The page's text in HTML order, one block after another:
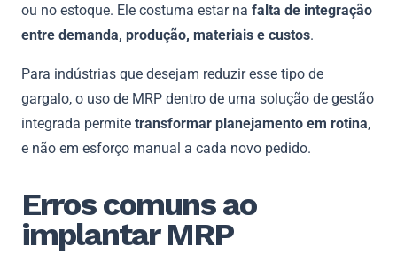
ou no estoque. Ele costuma estar na falta de integração
entre demanda, produção, materiais e custos.
Para indústrias que desejam reduzir esse tipo de
gargalo, o uso de MRP dentro de uma solução de gestão
integrada permite transformar planejamento em rotina,
e não em esforço manual a cada novo pedido.
Erros comuns ao
implantar MRP